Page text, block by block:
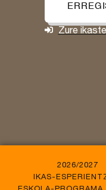
Zure
2026/2027
IKAS-